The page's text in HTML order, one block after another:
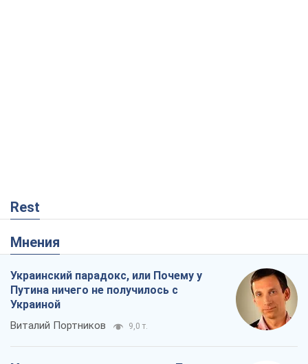
Rest
Мнения
Украинский парадокс, или Почему у
Путина ничего не получилось с
Украиной
Виталий Портников 9,0 т.